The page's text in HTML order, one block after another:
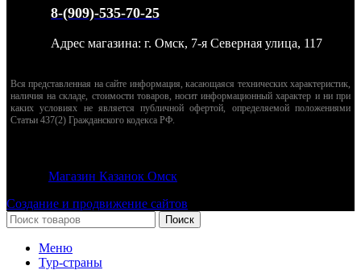
8-(909)-535-70-25
Адрес магазина: г. Омск, 7-я Северная улица, 117
Вся представленная на сайте информация, касающаяся технических характеристик,
наличия на складе, стоимости товаров, носит информационный характер и ни при
каких условиях не является публичной офертой, определяемой положениями
Статьи 437(2) Гражданского кодекса РФ.
Магазин Казанок Омск
Создание и продвижение сайтов
Поиск
Меню
Тур-страны